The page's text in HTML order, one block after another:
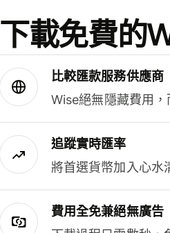
下載免費的
比較匯款服務供應商
Wise絕無隱藏費用
追蹤實時匯率
將首選貨幣加入心水
費用全免兼絕無廣告